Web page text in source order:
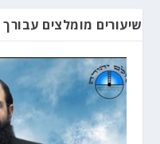
שיעורים מומלצים עבורך